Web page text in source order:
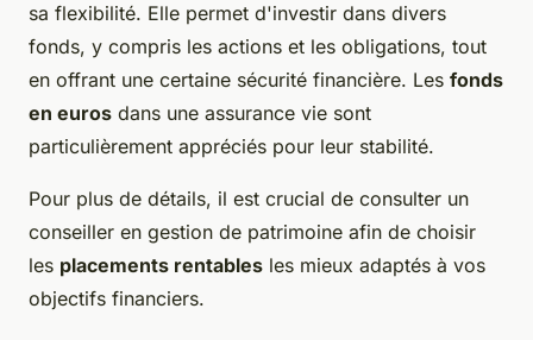
sa flexibilité. Elle permet d'investir dans divers
fonds, y compris les actions et les obligations, tout
en offrant une certaine sécurité financière. Les fonds
en euros dans une assurance vie sont
particulièrement appréciés pour leur stabilité.
Pour plus de détails, il est crucial de consulter un
conseiller en gestion de patrimoine afin de choisir
les placements rentables les mieux adaptés à vos
objectifs financiers.